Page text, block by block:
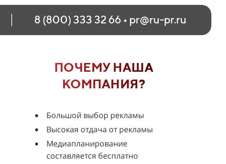
8 (800) 333 32 66 • pr@ru-pr.ru
ПОЧЕМУ НАША
КОМПАНИЯ?
Большой выбор рекламы
Высокая отдача от рекламы
Медиапланирование
составляется бесплатно